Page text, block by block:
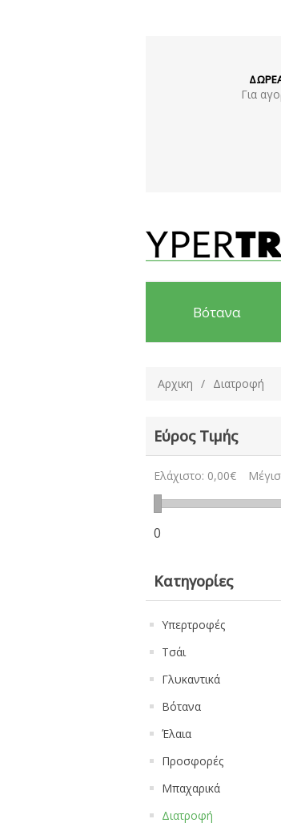
Για
Βότανα
Αρχικη / Διατροφή
Εύρος Τιμής
Ελάχιστο: 0,00€
0
Κατηγορίες
Υπερτροφές
Τσάι
Γλυκαντικά
Βότανα
Έλαια
Προσφορές
Μπαχαρικά
Διατροφή